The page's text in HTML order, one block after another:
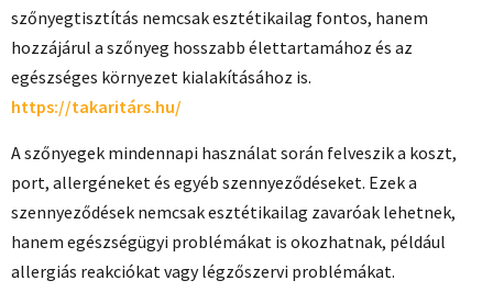
szőnyegtisztítás nemcsak esztétikailag fontos, hanem
hozzájárul a szőnyeg hosszabb élettartamához és az
egészséges környezet kialakításához is.
https://takaritárs.hu/
A szőnyegek mindennapi használat során felveszik a koszt,
port, allergéneket és egyéb szennyeződéseket. Ezek a
szennyeződések nemcsak esztétikailag zavaróak lehetnek,
hanem egészségügyi problémákat is okozhatnak, például
allergiás reakciókat vagy légzőszervi problémákat.